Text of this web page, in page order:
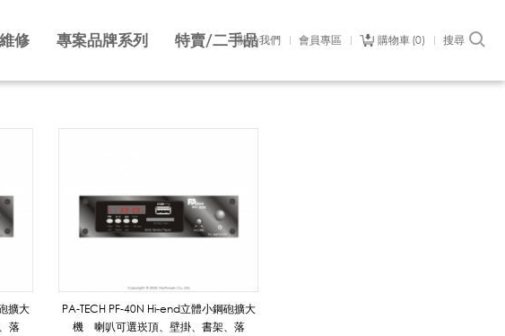
關於我們 會員專區 購物車 0 搜尋
修 專案品牌系列 特賣/二手品
擴大
落
PA-TECH PF-40N Hi-end立體小鋼砲擴大
機 喇叭可選崁頂、壁掛、書架、落